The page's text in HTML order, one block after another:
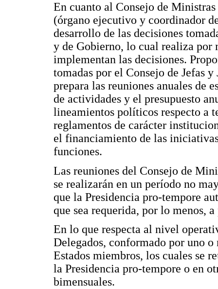
En cuanto al Consejo de
(órgano ejecutivo y coordinador
desarrollo de las decisiones
y de Gobierno, lo cual realiza por
implementan las decisiones.
tomadas por el Consejo de Jefas
prepara las reuniones anuales de
de actividades y el presupuesto
lineamientos políticos respecto a
reglamentos de carácter
el financiamiento de las
funciones.
Las reuniones del Consejo de
se realizarán en un período no
que la Presidencia pro-tempore
que sea requerida, por lo menos,
En lo que respecta al nivel
Delegados, conformado por uno o
Estados miembros, los cuales se
la Presidencia pro-tempore o en
bimensuales.